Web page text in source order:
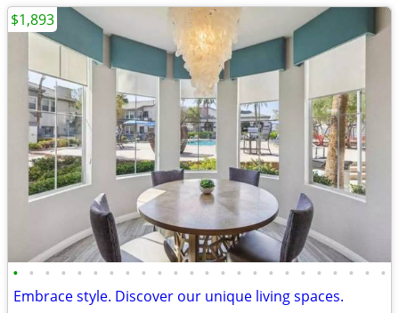
• • • • • • • • • • • • • • • • • • • • • • • •
Embrace style. Discover our unique living spaces.
$1,893